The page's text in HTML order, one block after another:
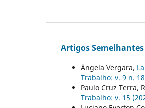
Artigos Semelhantes
Ángela Vergara,
Trabalho: v. 9 n.
Paulo Cruz Terra,
Trabalho: v. 15